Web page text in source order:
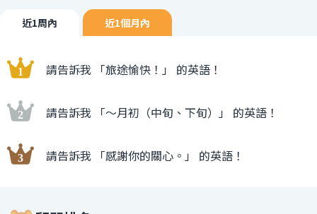
近1周內 近1個月內
請告訴我 「旅途愉快！」 的英語！
請告訴我 「〜月初（中旬、下旬）」 的英語！
請告訴我 「感謝你的關心。」 的英語！